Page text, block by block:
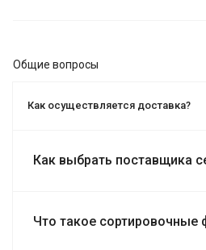
Общие вопросы
Как осуществляется доставка?
Как выбрать поставщика
Что такое сортировочные